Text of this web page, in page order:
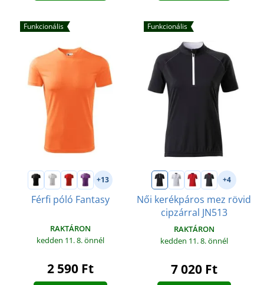
Funkcionális
+13
Férfi póló Fantasy
RAKTÁRON
kedden 11. 8.önnél
2 590 Ft
Funkcionális
+4
Női kerékpáros mez rövid
cipzárral JN513
RAKTÁRON
kedden 11. 8.önnél
7 020 Ft